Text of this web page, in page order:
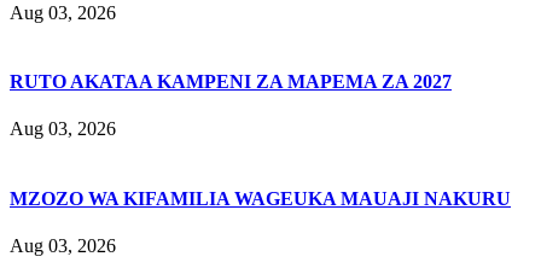
Aug 03, 2026
RUTO AKATAA KAMPENI ZA MAPEMA ZA 2027
Aug 03, 2026
MZOZO WA KIFAMILIA WAGEUKA MAUAJI NAKURU
Aug 03, 2026